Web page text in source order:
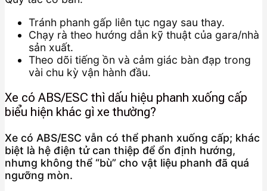
Tránh phanh gấp liên tục ngay sau thay.
Chạy rà theo hướng dẫn kỹ thuật của gara/nhà
sản xuất.
Theo dõi tiếng ồn và cảm giác bàn đạp trong
vài chu kỳ vận hành đầu.
Xe có ABS/ESC thì dấu hiệu phanh xuống cấp
biểu hiện khác gì xe thường?
Xe có ABS/ESC vẫn có thể phanh xuống cấp; khác
biệt là hệ điện tử can thiệp để ổn định hướng,
nhưng không thể “bù” cho vật liệu phanh đã quá
ngưỡng mòn.